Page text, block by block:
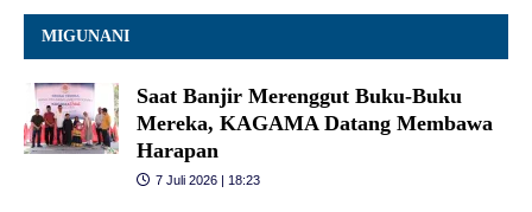
MIGUNANI
Saat Banjir Merenggut Buku-Buku
Mereka, KAGAMA Datang Membawa
Harapan
7 Juli 2026 | 18:23